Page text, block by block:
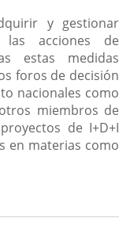
y gestionar
las acciones de
estas medidas
foros de decisión
nacionales como
miembros de
de I+D+I
en materias como